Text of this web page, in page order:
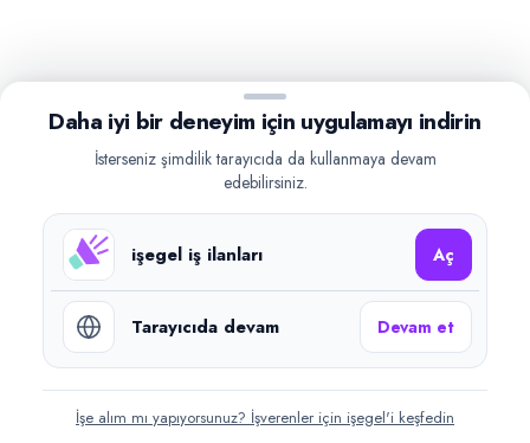
Daha iyi bir deneyim için uygulamayı indirin
İsterseniz şimdilik tarayıcıda da kullanmaya devam
edebilirsiniz.
işegel iş ilanları Aç
Tarayıcıda devam Devam et
İşe alım mı yapıyorsunuz? İşverenler için işegel'i keşfedin